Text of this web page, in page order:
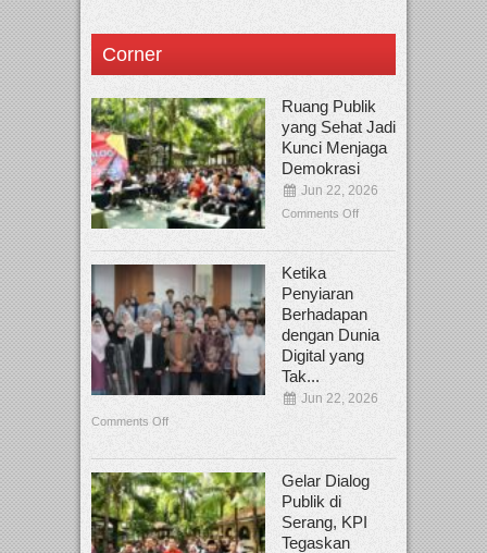
Corner
Ruang Publik
yang Sehat Jadi
Kunci Menjaga
Demokrasi
Jun 22, 2026
Comments Off
Ketika
Penyiaran
Berhadapan
dengan Dunia
Digital yang
Tak...
Jun 22, 2026
Comments Off
Gelar Dialog
Publik di
Serang, KPI
Tegaskan